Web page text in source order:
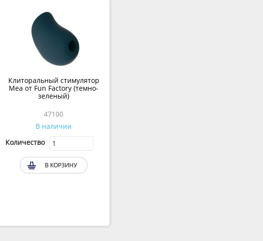
Клиторальный стимулятор
Mea от Fun Factory (темно-
зеленый)
47100
В наличии
Количество
В КОРЗИНУ